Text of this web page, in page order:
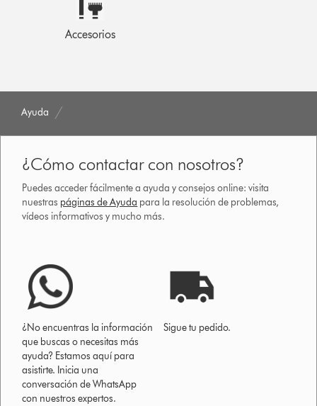
Accesorios
Ayuda
¿Cómo contactar con nosotros?
Puedes acceder fácilmente a ayuda y consejos online: visita
nuestras páginas de Ayuda para la resolución de problemas,
vídeos informativos y mucho más.
¿No encuentras la información
que buscas o necesitas más
ayuda? Estamos aquí para
asistirte. Inicia una
conversación de WhatsApp
con nuestros expertos.
Sigue tu pedido.